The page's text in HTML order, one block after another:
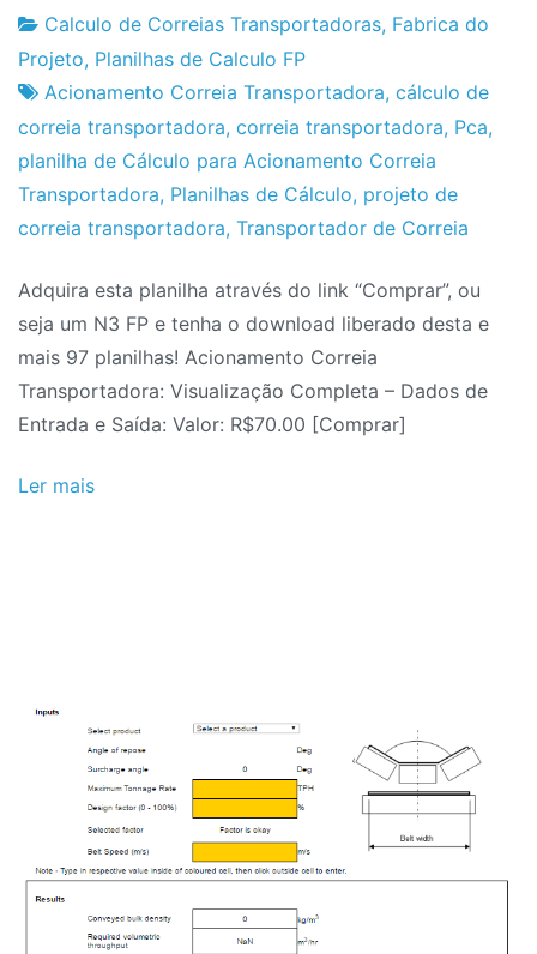
Fabrica
do
Projeto
14
de
Maio
de
2012
Calculo de Correias Transportadoras, Fabrica do
Projeto, Planilhas de Calculo FP
Acionamento Correia Transportadora, cálculo de
correia transportadora, correia transportadora, Pca,
planilha de Cálculo para Acionamento Correia
Transportadora, Planilhas de Cálculo, projeto de
correia transportadora, Transportador de Correia
Adquira esta planilha através do link “Comprar”, ou
seja um N3 FP e tenha o download liberado desta e
mais 97 planilhas! Acionamento Correia
Transportadora: Visualização Completa – Dados de
Entrada e Saída: Valor: R$70.00 [Comprar]
Ler mais